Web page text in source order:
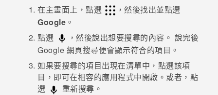
在主畫面上，點選
，然後找出並點選
Google 。
點選
，然後說出想要搜尋的內容。 說完後
Google 網頁搜尋便會顯示符合的項目。
如果要搜尋的項目出現在清單中，點選該項
目，即可在相容的應用程式中開啟。或者，點
選
重新搜尋。